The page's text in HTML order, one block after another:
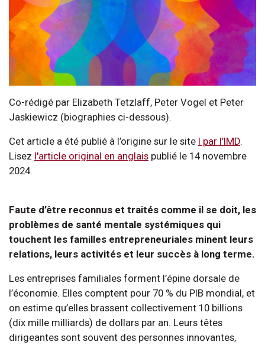
Co-rédigé par Elizabeth Tetzlaff, Peter Vogel et Peter
Jaskiewicz (biographies ci-dessous).
Cet article a été publié à l’origine sur le site I par l’IMD.
Lisez l'article original en anglais publié le 14 novembre
2024.
Faute d’être reconnus et traités comme il se doit, les
problèmes de santé mentale systémiques qui
touchent les familles entrepreneuriales minent leurs
relations, leurs activités et leur succès à long terme.
Les entreprises familiales forment l’épine dorsale de
l’économie. Elles comptent pour 70 % du PIB mondial, et
on estime qu’elles brassent collectivement 10 billions
(dix mille milliards) de dollars par an. Leurs têtes
dirigeantes sont souvent des personnes innovantes,